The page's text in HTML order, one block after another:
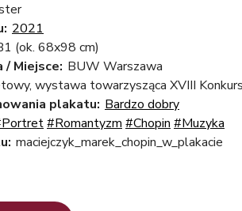
2021
(ok. 68x98 cm)
/ Miejsce: BUW Warszawa
wystawa towarzysząca XVIII
plakatu: Bardzo dobry
#Romantyzm #Chopin #Muzyka
maciejczyk_marek_chopin_w_plakacie